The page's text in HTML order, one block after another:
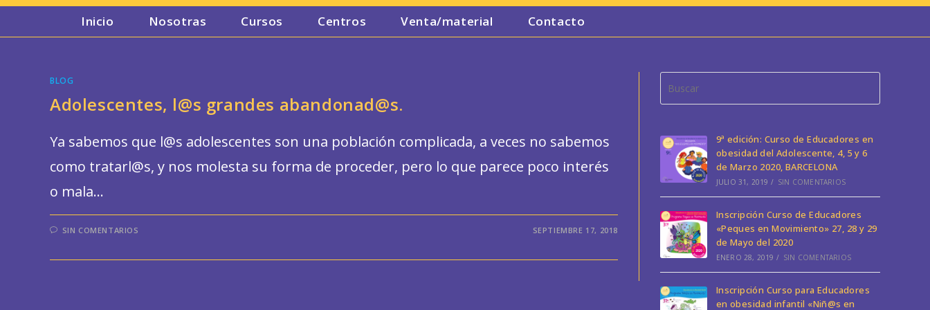
Ir
Inicio Nosotras Cursos Centros Venta/material Contacto
BLOG
Adolescentes, l@s grandes abandonad@s.
Ya sabemos que l@s adolescentes son una población complicada, a veces no sabemos
como tratarl@s, y nos molesta su forma de proceder, pero lo que parece poco interés
o mala…
SIN COMENTARIOS SEPTIEMBRE 17, 2018
búsqueda.
9ª edición: Curso de Educadores en
obesidad del Adolescente, 4, 5 y 6
de Marzo 2020, BARCELONA
JULIO 31, 2019 / SIN COMENTARIOS
Inscripción Curso de Educadores
«Peques en Movimiento» 27, 28 y 29
de Mayo del 2020
ENERO 28, 2019 / SIN COMENTARIOS
Inscripción Curso para Educadores
en obesidad infantil «Niñ@s en